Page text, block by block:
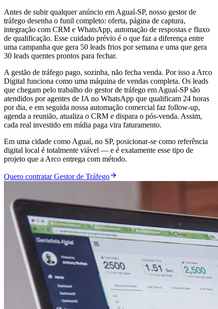
Antes de subir qualquer anúncio em Aguaí-SP, nosso gestor de
tráfego desenha o funil completo: oferta, página de captura,
integração com CRM e WhatsApp, automação de respostas e fluxo
de qualificação. Esse cuidado prévio é o que faz a diferença entre
uma campanha que gera 50 leads frios por semana e uma que gera
30 leads quentes prontos para fechar.
A gestão de tráfego pago, sozinha, não fecha venda. Por isso a Arco
Digital funciona como uma máquina de vendas completa. Os leads
que chegam pelo trabalho do gestor de tráfego em Aguaí-SP são
atendidos por agentes de IA no WhatsApp que qualificam 24 horas
por dia, e em seguida nossa automação comercial faz follow-up,
agenda a reunião, atualiza o CRM e dispara o pós-venda. Assim,
cada real investido em mídia paga vira faturamento.
Em uma cidade como Aguaí, no SP, posicionar-se como referência
digital local é totalmente viável — e é exatamente esse tipo de
projeto que a Arco entrega com método.
Quero contratar Gestor de Tráfego